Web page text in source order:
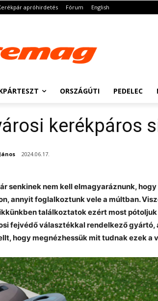
apróhirdetés Fórum English
ORSZÁGÚTI PEDELEC
kerékpáros
2024.06.17.
senkinek nem kell elmagyaráznunk,
annyit foglalkoztunk vele a múltban.
találkoztatok ezért most
fejvédő választékkal rendelkező gyártó,
hogy megnézhessük mit tudnak ezek a